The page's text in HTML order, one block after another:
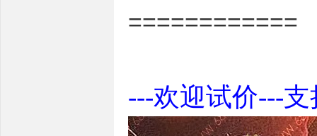
============
---欢迎试价---